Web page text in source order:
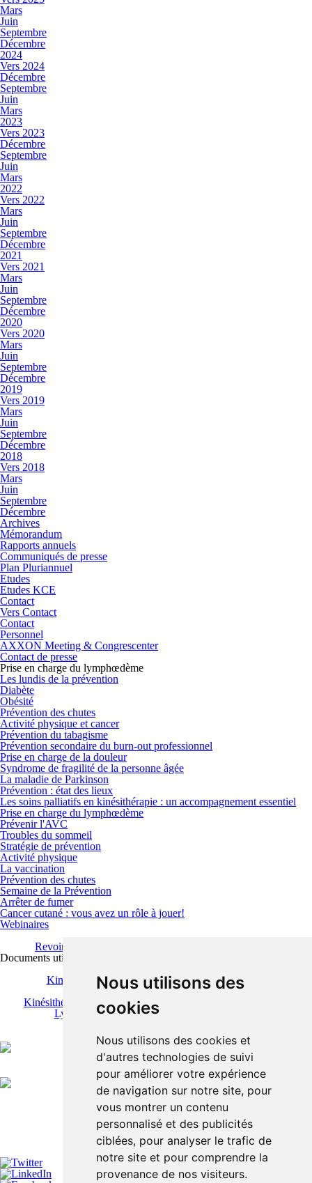
Nous utilisons des
cookies
Nous utilisons des cookies et
d'autres technologies de suivi
pour améliorer votre expérience
de navigation sur notre site, pour
vous montrer un contenu
personnalisé et des publicités
ciblées, pour analyser le trafic de
notre site et pour comprendre la
provenance de nos visiteurs.
Mars
Juin
Septembre
Décembre
2024
Vers 2024
Décembre
Septembre
Juin
Mars
2023
Vers 2023
Décembre
Septembre
Juin
Mars
2022
Vers 2022
Mars
Juin
Septembre
Décembre
2021
Vers 2021
Mars
Juin
Septembre
Décembre
2020
Vers 2020
Mars
Juin
Septembre
Décembre
2019
Vers 2019
Mars
Juin
Septembre
Décembre
2018
Vers 2018
Mars
Juin
Septembre
Décembre
Archives
Mémorandum
Rapports annuels
Communiqués de presse
Plan Pluriannuel
Etudes
Etudes KCE
Contact
Vers Contact
Contact
Personnel
AXXON Meeting & Congrescenter
Contact de presse
Prise en charge du lymphœdème
Les lundis de la prévention
Diabète
Obésité
Prévention des chutes
Activité physique et cancer
Prévention du tabagisme
Prévention secondaire du burn-out professionnel
Prise en charge de la douleur
Syndrome de fragilité de la personne âgée
La maladie de Parkinson
Prévention : état des lieux
Les soins palliatifs en kinésithérapie : un accompagnement essentiel
Prise en charge du lymphœdème
Prévenir l'AVC
Troubles du sommeil
Stratégie de prévention
Activité physique
La vaccination
Prévention des chutes
Semaine de la Prévention
Arrêter de fumer
Cancer cutané : vous avez un rôle à jouer!
Webinaires
Revoir le webinaire "Prise en charge du lymphœdème"
Documents utiles
Kinésithérapeute spécialisée dans le lymphœdème
Présentation de Chloé Meseeuw
Kinésithérapeute et coordinatrice du Centre de Référence du
Lymphœdème au CHU UCL Namur-Godinne